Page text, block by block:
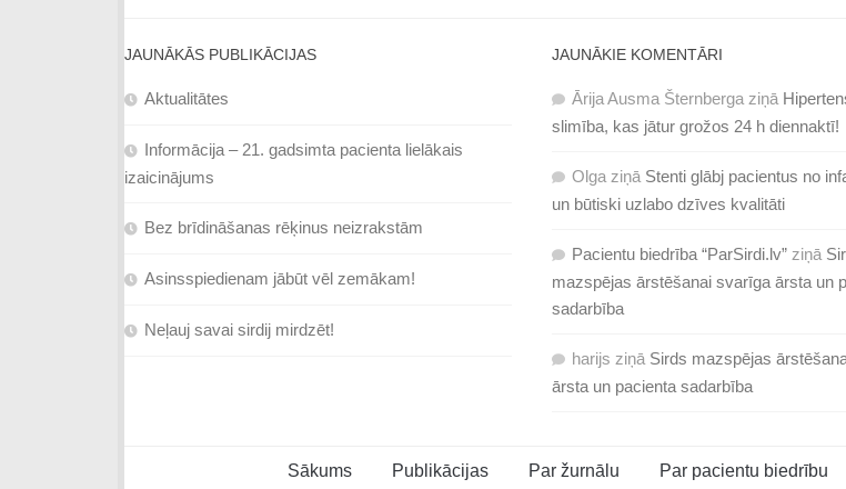
JAUNĀKĀS PUBLIKĀCIJAS
Aktualitātes
Informācija – 21. gadsimta pacienta lielākais
izaicinājums
Bez brīdināšanas rēķinus neizrakstām
Asinsspiedienam jābūt vēl zemākam!
Neļauj savai sirdij mirdzēt!
JAUNĀKIE KOMENTĀRI
Ārija Ausma Šternberga ziņā
slimība, kas jātur grožos 24 h diennaktī!
Olga ziņā Stenti glābj pacientus no
un būtiski uzlabo dzīves kvalitāti
Pacientu biedrība “ParSirdi.lv” ziņā
mazspējas ārstēšanai svarīga ārsta un
sadarbība
harijs ziņā Sirds mazspējas
ārsta un pacienta sadarbība
Sākums Publikācijas Par žurnālu Par pacientu biedrību